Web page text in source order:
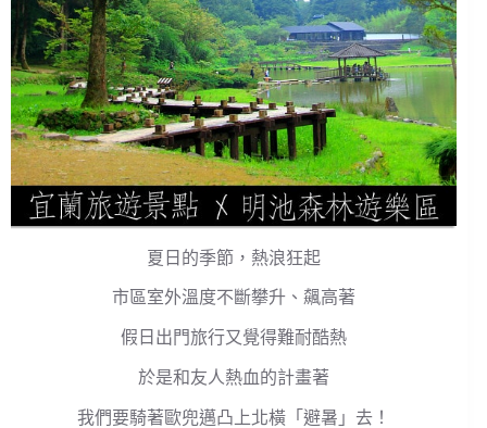
夏日的季節，熱浪狂起
市區室外溫度不斷攀升、飆高著
假日出門旅行又覺得難耐酷熱
於是和友人熱血的計畫著
我們要騎著歐兜邁凸上北橫「避暑」去！